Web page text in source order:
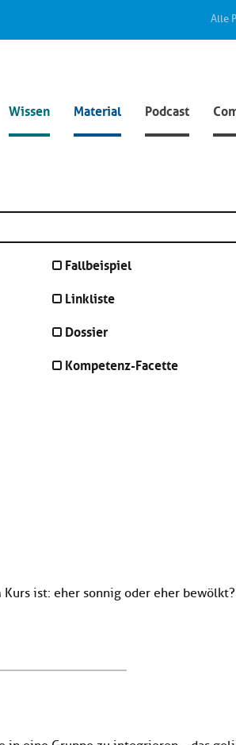
Alle
Wissen Material Podcast
Fallbeispiel
Linkliste
Dossier
Kompetenz-Facette
ist: eher sonnig oder eher